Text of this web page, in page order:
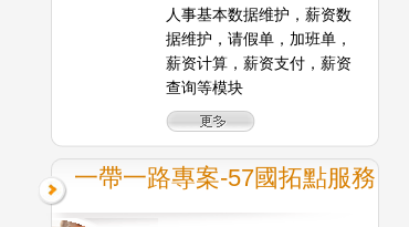
人事基本数据维护，薪资数
据维护，请假单，加班单，
薪资计算，薪资支付，薪资
查询等模块
一帶一路專案-57國拓點服務